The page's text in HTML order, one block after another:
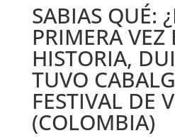
SABIAS QUÉ:
PRIMERA VEZ
HISTORIA,
TUVO
FESTIVAL DE
(COLOMBIA)